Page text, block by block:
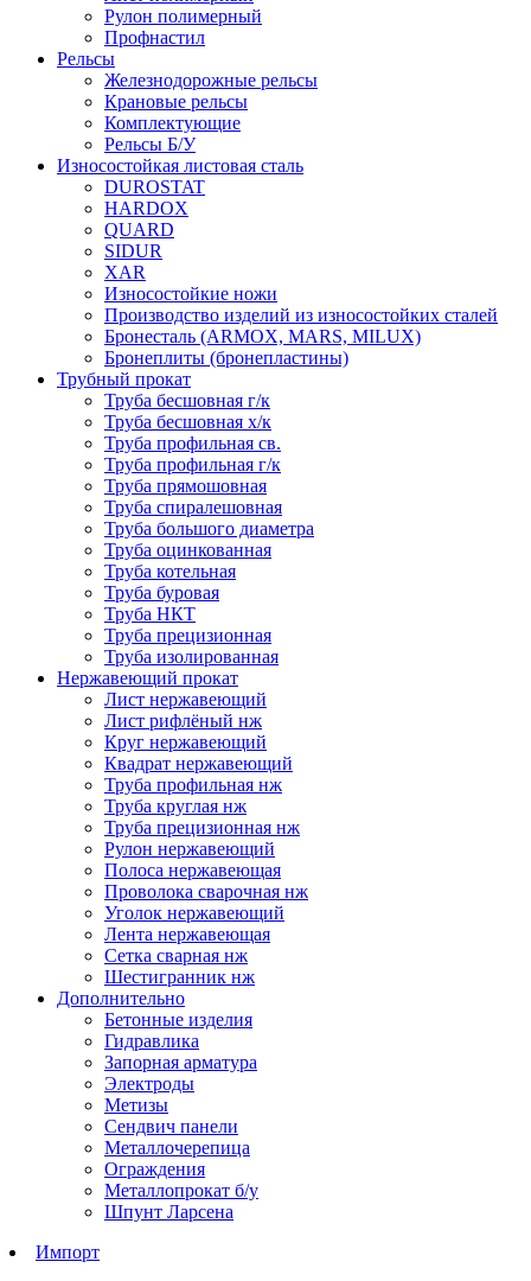
Рулон полимерный
Профнастил
Рельсы
Железнодорожные рельсы
Крановые рельсы
Комплектующие
Рельсы Б/У
Износостойкая листовая сталь
DUROSTAT
HARDOX
QUARD
SIDUR
XAR
Износостойкие ножи
Производство изделий из износостойких сталей
Бронесталь (ARMOX, MARS, MILUX)
Бронеплиты (бронепластины)
Трубный прокат
Труба бесшовная г/к
Труба бесшовная х/к
Труба профильная св.
Труба профильная г/к
Труба прямошовная
Труба спиралешовная
Труба большого диаметра
Труба оцинкованная
Труба котельная
Труба буровая
Труба НКТ
Труба прецизионная
Труба изолированная
Нержавеющий прокат
Лист нержавеющий
Лист рифлёный нж
Круг нержавеющий
Квадрат нержавеющий
Труба профильная нж
Труба круглая нж
Труба прецизионная нж
Рулон нержавеющий
Полоса нержавеющая
Проволока сварочная нж
Уголок нержавеющий
Лента нержавеющая
Сетка сварная нж
Шестигранник нж
Дополнительно
Бетонные изделия
Гидравлика
Запорная арматура
Электроды
Метизы
Сендвич панели
Металлочерепица
Ограждения
Металлопрокат б/у
Шпунт Ларсена
Импорт